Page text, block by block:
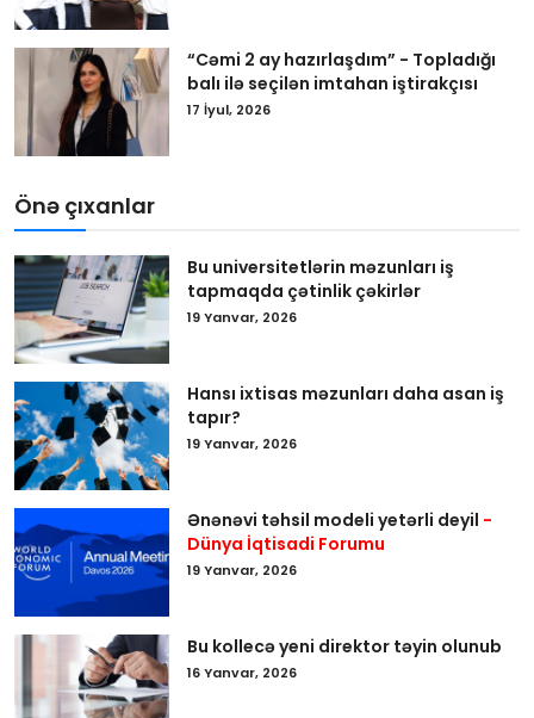
“Cəmi 2 ay hazırlaşdım” - Topladığı
balı ilə seçilən imtahan iştirakçısı
17 İyul, 2026
Önə çıxanlar
Bu universitetlərin məzunları iş
tapmaqda çətinlik çəkirlər
19 Yanvar, 2026
Hansı ixtisas məzunları daha asan iş
tapır?
19 Yanvar, 2026
Ənənəvi təhsil modeli yetərli deyil -
Dünya İqtisadi Forumu
19 Yanvar, 2026
Bu kollecə yeni direktor təyin olunub
16 Yanvar, 2026